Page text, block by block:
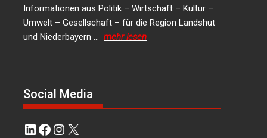
Informationen aus Politik – Wirtschaft – Kultur –
Umwelt – Gesellschaft – für die Region Landshut
und Niederbayern …mehr lesen
Social Media
LinkedIn
Facebook
Instagram
X